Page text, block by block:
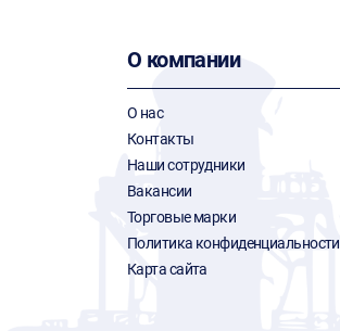
О компании
О нас
Контакты
Наши сотрудники
Вакансии
Торговые марки
Политика конфиденциальности
Карта сайта